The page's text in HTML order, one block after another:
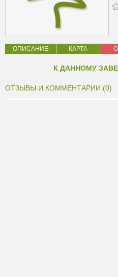
ОПИСАНИЕ КАРТА
К ДАННОМУ
ОТЗЫВЫ И КОММЕНТАРИИ (0)